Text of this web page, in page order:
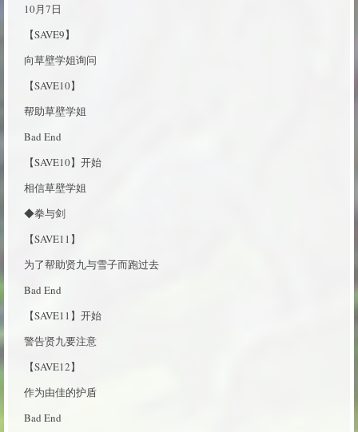
10月7日
【SAVE9】
向草壁学姐询问
【SAVE10】
帮助草壁学姐
Bad End
【SAVE10】开始
相信草壁学姐
◆拳与剑
【SAVE11】
为了帮助贤九与雪子而跑过去
Bad End
【SAVE11】开始
警告贤九要注意
【SAVE12】
作为由佳的护盾
Bad End